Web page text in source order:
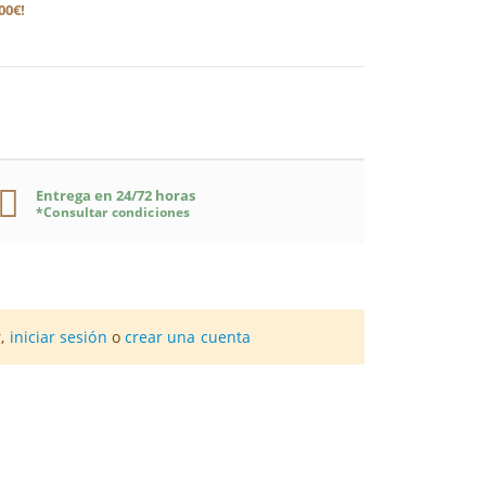
Entrega en 24/72 horas
*Consultar condiciones
y selenio, una combinación que
POR 1 CÁPSULA
una dieta sana y equilibrada.
iniciar sesión o crear una cuenta